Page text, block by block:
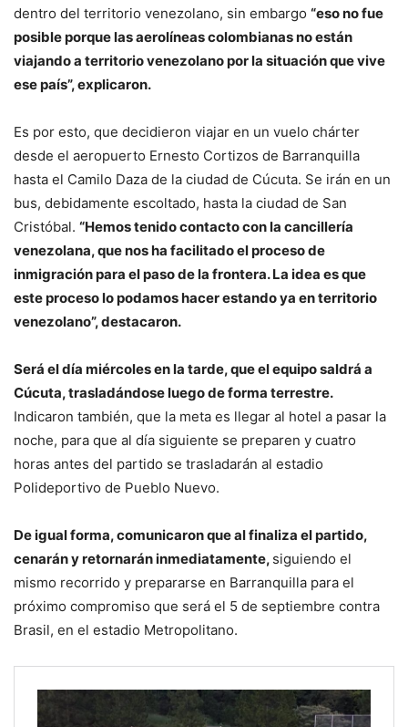
dentro del territorio venezolano, sin embargo “eso no fue
posible porque las aerolíneas colombianas no están
viajando a territorio venezolano por la situación que vive
ese país”, explicaron.
Es por esto, que decidieron viajar en un vuelo chárter
desde el aeropuerto Ernesto Cortizos de Barranquilla
hasta el Camilo Daza de la ciudad de Cúcuta. Se irán en un
bus, debidamente escoltado, hasta la ciudad de San
Cristóbal. “Hemos tenido contacto con la cancillería
venezolana, que nos ha facilitado el proceso de
inmigración para el paso de la frontera. La idea es que
este proceso lo podamos hacer estando ya en territorio
venezolano”, destacaron.
Será el día miércoles en la tarde, que el equipo saldrá a
Cúcuta, trasladándose luego de forma terrestre.
Indicaron también, que la meta es llegar al hotel a pasar la
noche, para que al día siguiente se preparen y cuatro
horas antes del partido se trasladarán al estadio
Polideportivo de Pueblo Nuevo.
De igual forma, comunicaron que al finaliza el partido,
cenarán y retornarán inmediatamente, siguiendo el
mismo recorrido y prepararse en Barranquilla para el
próximo compromiso que será el 5 de septiembre contra
Brasil, en el estadio Metropolitano.